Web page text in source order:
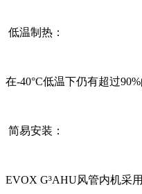
低温制热：
在-40°C低温下仍有超过
简易安装：
EVOX G³AHU风管内机采